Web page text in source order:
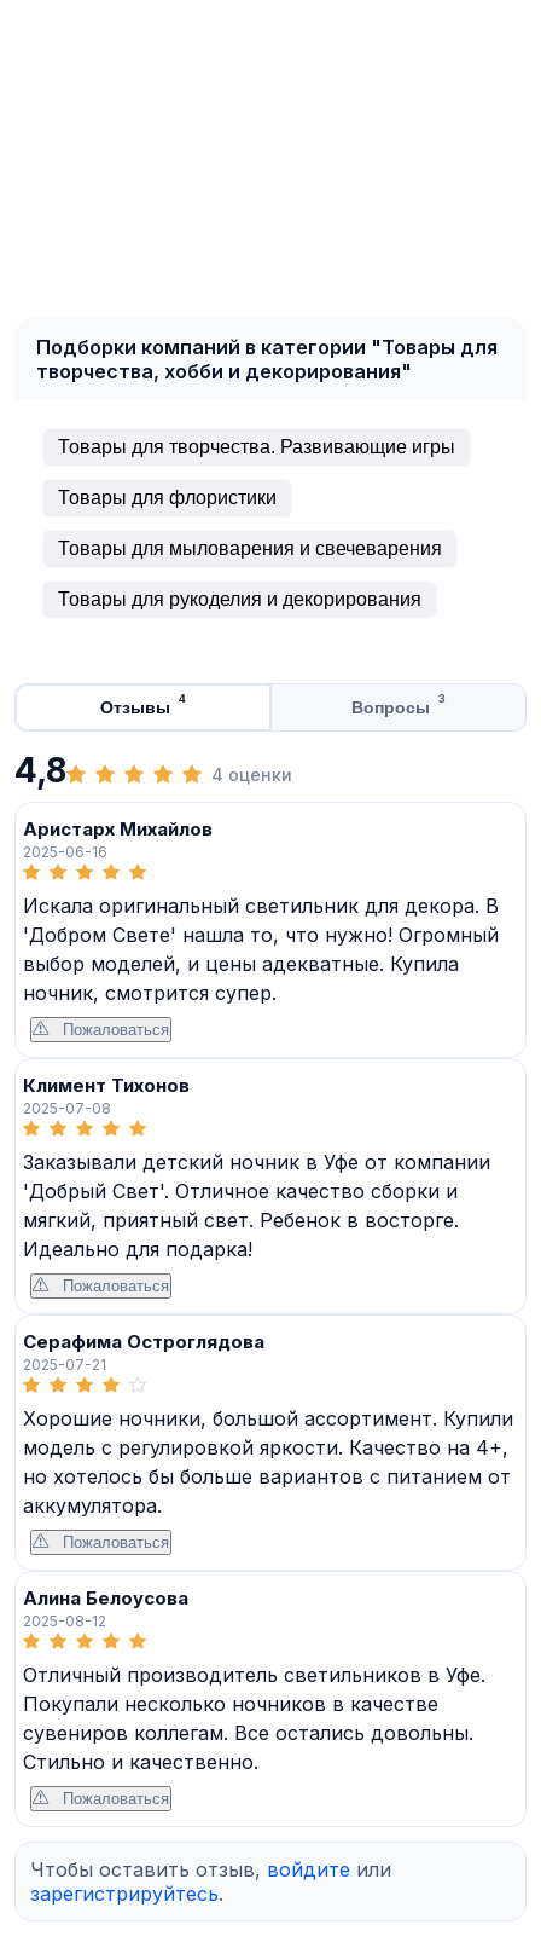
Подборки компаний в категории "Товары для
творчества, хобби и декорирования"
Товары для творчества. Развивающие игры
Товары для флористики
Товары для мыловарения и свечеварения
Товары для рукоделия и декорирования
Отзывы 4 Вопросы 3
4,8 4 оценки
Аристарх Михайлов
2025-06-16
Искала оригинальный светильник для декора. В
'Добром Свете' нашла то, что нужно! Огромный
выбор моделей, и цены адекватные. Купила
ночник, смотрится супер.
Пожаловаться
Климент Тихонов
2025-07-08
Заказывали детский ночник в Уфе от компании
'Добрый Свет'. Отличное качество сборки и
мягкий, приятный свет. Ребенок в восторге.
Идеально для подарка!
Пожаловаться
Серафима Остроглядова
2025-07-21
Хорошие ночники, большой ассортимент. Купили
модель с регулировкой яркости. Качество на 4+,
но хотелось бы больше вариантов с питанием от
аккумулятора.
Пожаловаться
Алина Белоусова
2025-08-12
Отличный производитель светильников в Уфе.
Покупали несколько ночников в качестве
сувениров коллегам. Все остались довольны.
Стильно и качественно.
Пожаловаться
Чтобы оставить отзыв, войдите или
зарегистрируйтесь.